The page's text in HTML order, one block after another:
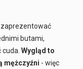
zaprezentować
butami,
cuda.Wygląd to
mężczyźni - więc